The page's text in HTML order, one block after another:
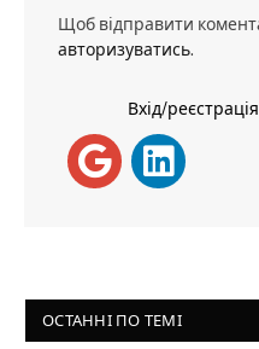
Щоб відправити
авторизуватись.
Вхід/
ОСТАННІ ПО ТЕМІ